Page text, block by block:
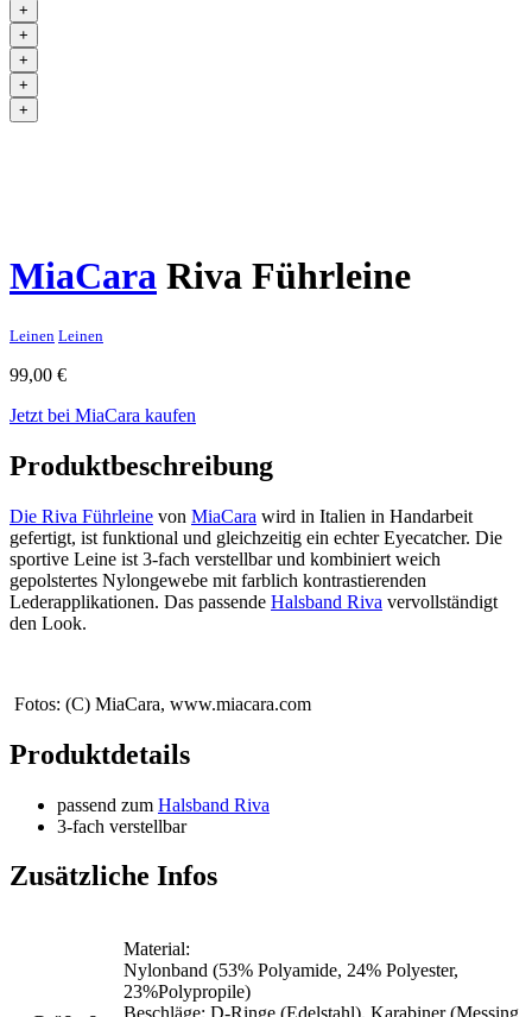
+
+
+
+
+
MiaCara Riva Führleine
Leinen Leinen
99,00 €
Jetzt bei MiaCara kaufen
Produktbeschreibung
Die Riva Führleine von MiaCara wird in Italien in Handarbeit
gefertigt, ist funktional und gleichzeitig ein echter Eyecatcher. Die
sportive Leine ist 3-fach verstellbar und kombiniert weich
gepolstertes Nylongewebe mit farblich kontrastierenden
Lederapplikationen. Das passende Halsband Riva vervollständigt
den Look.
Fotos: (C) MiaCara, www.miacara.com
Produktdetails
passend zum Halsband Riva
3-fach verstellbar
Zusätzliche Infos
Material:
Nylonband (53% Polyamide, 24% Polyester,
23%Polypropile)